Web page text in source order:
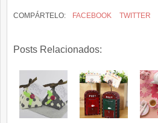
COMPÁRTELO: FACEBOOK TWITTER
Posts Relacionados: